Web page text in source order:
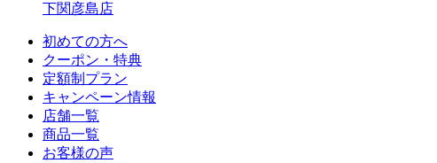
下関彦島店
初めての方へ
クーポン・特典
定額制プラン
キャンペーン情報
店舗一覧
商品一覧
お客様の声